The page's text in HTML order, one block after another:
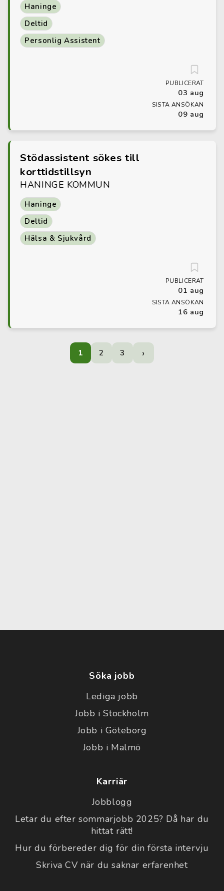
Haninge
Deltid
Personlig Assistent
PUBLICERAT
03 aug
SISTA ANSÖKAN
09 aug
Stödassistent sökes till
korttidstillsyn
HANINGE KOMMUN
Haninge
Deltid
Hälsa & Sjukvård
PUBLICERAT
01 aug
SISTA ANSÖKAN
16 aug
1 2 3 ›
Söka jobb
Lediga jobb
Jobb i Stockholm
Jobb i Göteborg
Jobb i Malmö
Karriär
Jobblogg
Letar du efter sommarjobb 2025? Då har du
hittat rätt!
Hur du förbereder dig för din första intervju
Skriva CV när du saknar erfarenhet